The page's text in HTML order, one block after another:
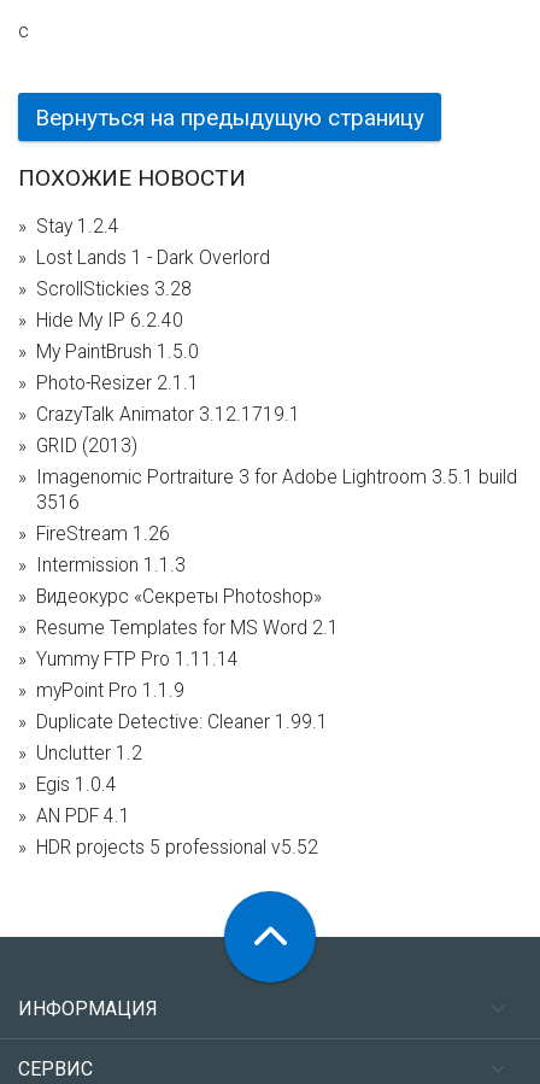
c
Вернуться на предыдущую страницу
ПОХОЖИЕ НОВОСТИ
Stay 1.2.4
Lost Lands 1 - Dark Overlord
ScrollStickies 3.28
Hide My IP 6.2.40
My PaintBrush 1.5.0
Photo-Resizer 2.1.1
CrazyTalk Animator 3.12.1719.1
GRID (2013)
Imagenomic Portraiture 3 for Adobe Lightroom 3.5.1 build
3516
FireStream 1.26
Intermission 1.1.3
Видеокурс «Секреты Photoshop»
Resume Templates for MS Word 2.1
Yummy FTP Pro 1.11.14
myPoint Pro 1.1.9
Duplicate Detective: Cleaner 1.99.1
Unclutter 1.2
Egis 1.0.4
AN PDF 4.1
HDR projects 5 professional v5.52
ИНФОРМАЦИЯ
СЕРВИС